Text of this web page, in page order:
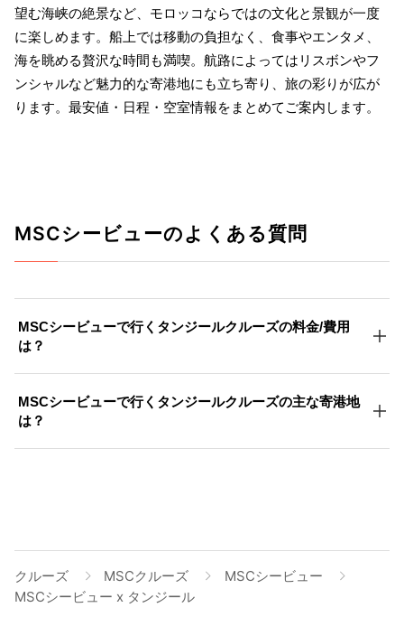
望む海峡の絶景など、モロッコならではの文化と景観が一度
に楽しめます。船上では移動の負担なく、食事やエンタメ、
海を眺める贅沢な時間も満喫。航路によってはリスボンやフ
ンシャルなど魅力的な寄港地にも立ち寄り、旅の彩りが広が
ります。最安値・日程・空室情報をまとめてご案内します。
MSCシービューのよくある質問
MSCシービューで行くタンジールクルーズの料金/費用
は？
MSCシービューで行くタンジールクルーズの主な寄港地
は？
クルーズ MSCクルーズ
MSCシービュー
MSCシービュー x タンジール